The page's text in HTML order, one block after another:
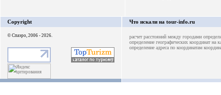
Copyright
© Спаэро, 2006 - 2026.
Что искали на tour-info.ru
расчет расстояний между городами
определение географических координат на
определение адреса по координатам